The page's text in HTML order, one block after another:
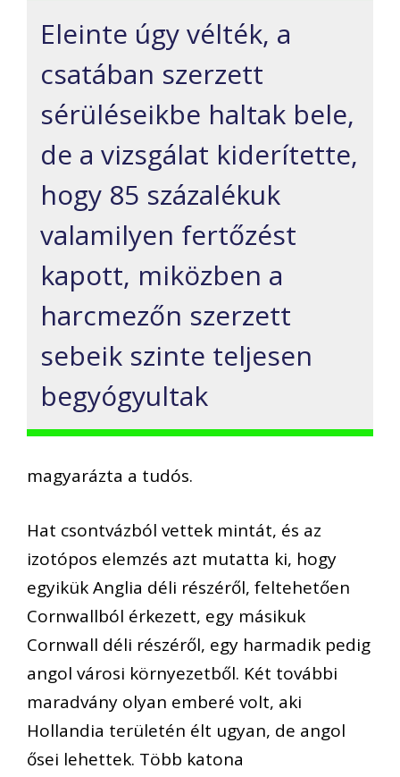
Eleinte úgy vélték, a
csatában szerzett
sérüléseikbe haltak bele,
de a vizsgálat kiderítette,
hogy 85 százalékuk
valamilyen fertőzést
kapott, miközben a
harcmezőn szerzett
sebeik szinte teljesen
begyógyultak
magyarázta a tudós.
Hat csontvázból vettek mintát, és az
izotópos elemzés azt mutatta ki, hogy
egyikük Anglia déli részéről, feltehetően
Cornwallból érkezett, egy másikuk
Cornwall déli részéről, egy harmadik pedig
angol városi környezetből. Két további
maradvány olyan emberé volt, aki
Hollandia területén élt ugyan, de angol
ősei lehettek. Több katona